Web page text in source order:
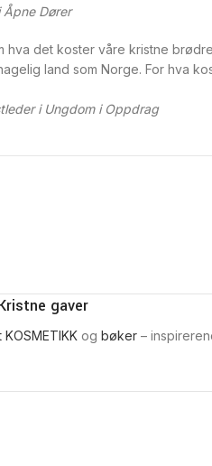
Åpne Dører
hva det koster våre kristne
land som Norge. For hva
i Ungdom i Oppdrag
gaver
og bøker –